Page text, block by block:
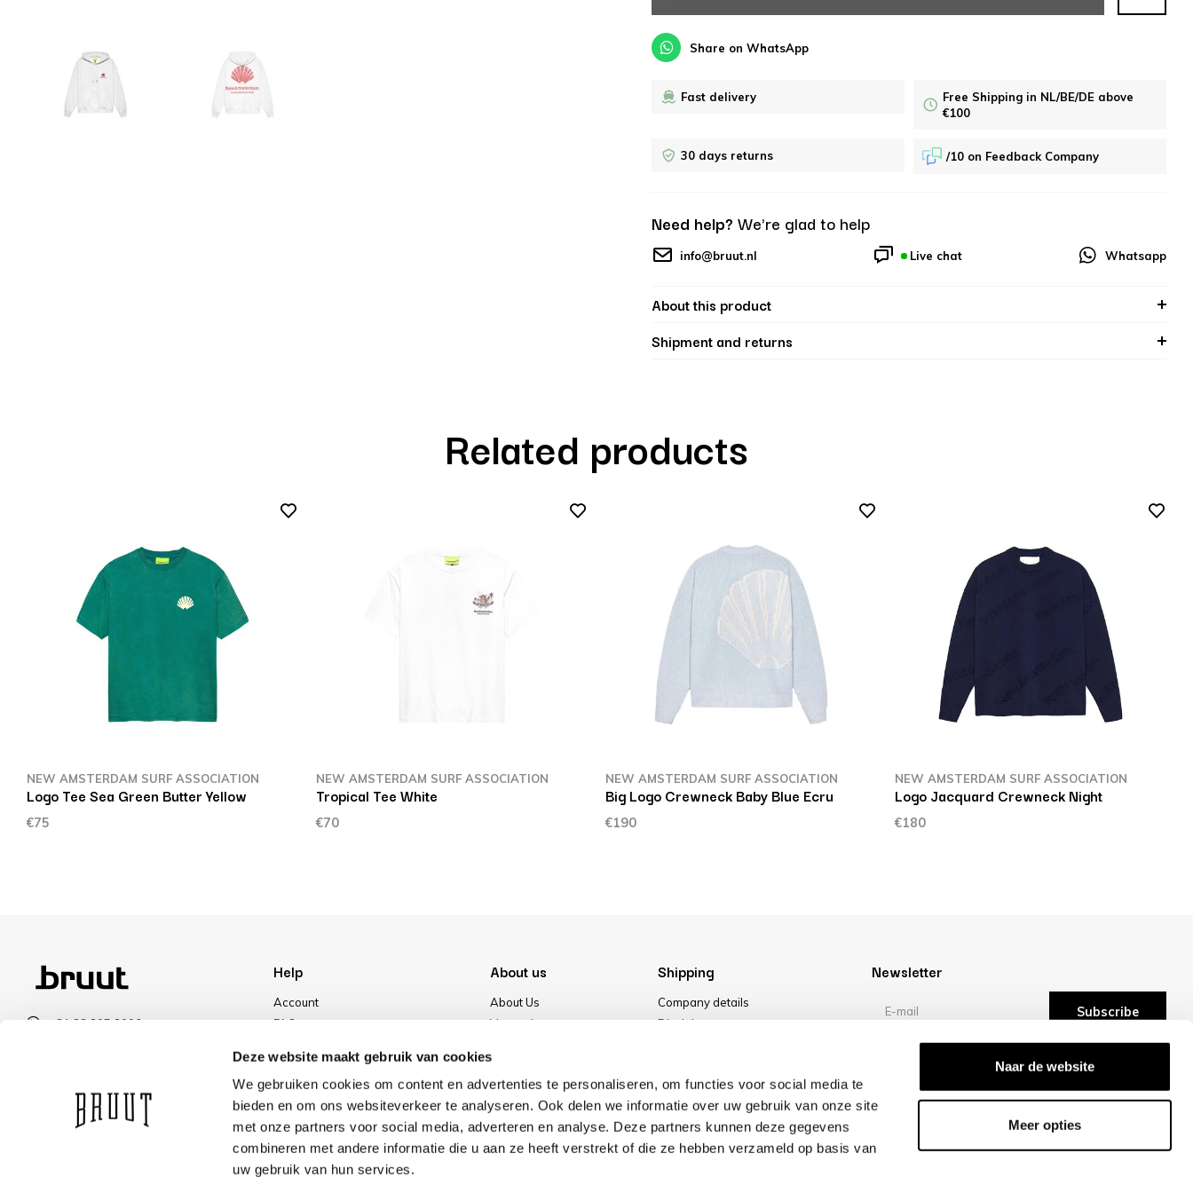
Deze website maakt gebruik van cookies
We gebruiken cookies om content en advertenties te personaliseren, om functies voor social media te
bieden en om ons websiteverkeer te analyseren. Ook delen we informatie over uw gebruik van onze site
met onze partners voor social media, adverteren en analyse. Deze partners kunnen deze gegevens
combineren met andere informatie die u aan ze heeft verstrekt of die ze hebben verzameld op basis van
uw gebruik van hun services.
Naar de website
Meer opties
Share on WhatsApp
Fast delivery
Free Shipping in NL/BE/DE above
€100
30 days returns /10 on Feedback Company
Need help? We're glad to help
info@bruut.nl Live chat Whatsapp
About this product
Shipment and returns
Related products
NEW AMSTERDAM SURF ASSOCIATION
Logo Tee Sea Green Butter Yellow
€75
NEW AMSTERDAM SURF ASSOCIATION
Tropical Tee White
€70
NEW AMSTERDAM SURF ASSOCIATION
Big Logo Crewneck Baby Blue Ecru
€190
NEW AMSTERDAM SURF ASSOCIATION
Logo Jacquard Crewneck Night
€180
+31 23 205 2006
VIEW OPENING HOURS
Help
Account
FAQ
Payment Methods
Shipping
Discount
About us
About Us
Vacancies
Our store
Shipping
Company details
Disclaimer
Cookies
Newsletter
Subscribe
/10 -